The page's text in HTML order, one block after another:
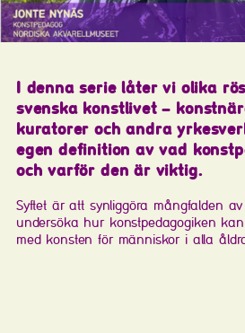
I denna serie låter vi olika
svenska konstlivet –
kuratorer och andra
egen definition av vad
och varför den är viktig.
Syftet är att synliggöra mångfalden
undersöka hur konstpedagogiken
med konsten för människor i alla